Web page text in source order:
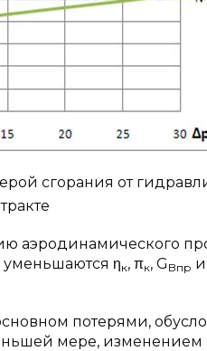
сгорания от
тракте
аэродинамического
уменьшаются ηк, πк, G Bпр
потерями,
мере, изменением